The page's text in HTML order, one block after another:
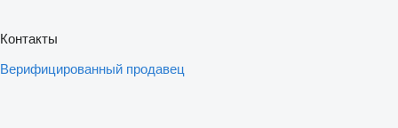
Контакты
Верифицированный продавец